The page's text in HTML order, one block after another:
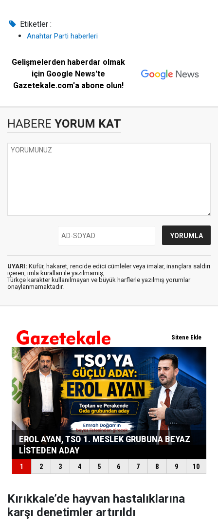
Etiketler :
Anahtar Parti haberleri
Gelişmelerden haberdar olmak
için Google News'te
Gazetekale.com'a abone olun!
HABERE YORUM KAT
UYARI: Küfür, hakaret, rencide edici cümleler veya imalar, inançlara saldırı
içeren, imla kuralları ile yazılmamış,
Türkçe karakter kullanılmayan ve büyük harflerle yazılmış yorumlar
onaylanmamaktadır.
Kırıkkale’de hayvan hastalıklarına
karşı denetimler artırıldı